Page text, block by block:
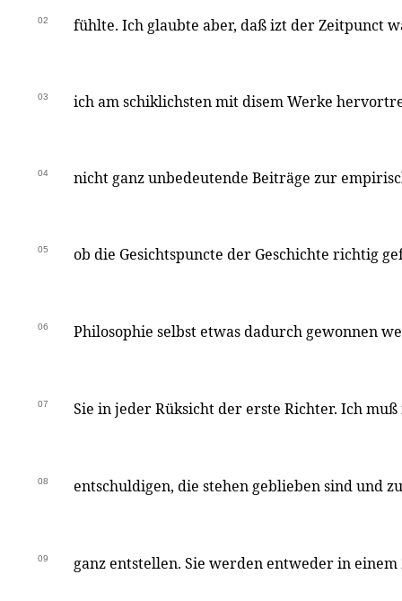
02 fühlte. Ich glaubte aber, daß izt der Zeitpunct
03 ich am schiklichsten mit disem Werke
04 nicht ganz unbedeutende Beiträge zur
05 ob die Gesichtspuncte der Geschichte richtig
06 Philosophie selbst etwas dadurch gewonnen
07 Sie in jeder Rüksicht der erste Richter. Ich
08 entschuldigen, die stehen geblieben sind und
09 ganz entstellen. Sie werden entweder in